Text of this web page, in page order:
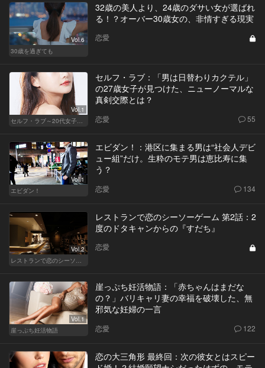
Vol.6
30歳を過ぎても
32歳の美人より、24歳のダサい女が選ばれ
る！？オーバー30歳女の、非情すぎる現実
恋愛
Vol.1
セルフ・ラブ：「男は日替わりカクテル」
の27歳女子が見つけた、ニューノーマルな
真剣交際とは？
恋愛 55
Vol.1
エビダン！
エビダン！：港区に集まる男は“社会人デビ
ュー組”だけ。生粋のモテ男は恵比寿に集
う？
恋愛 134
Vol.2
レストランで恋のシーソーゲーム 第2話：2
度のドタキャンからの『すだち』
恋愛
Vol.1
崖っぷち妊活物語
崖っぷち妊活物語：「赤ちゃんはまだな
の？」バリキャリ妻の幸福を破壊した、無
邪気な妊婦の一言
恋愛 122
恋の大三角形 最終回：次の彼女とはスピー